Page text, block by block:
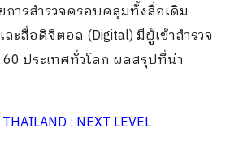
ารสำรวจครอบคลุมทั้งสื่อเดิม
ละสื่อดิจิตอล (Digital) มีผู้เข้าสำรวจ
ประเทศทั่วโลก ผลสรุปที่น่า